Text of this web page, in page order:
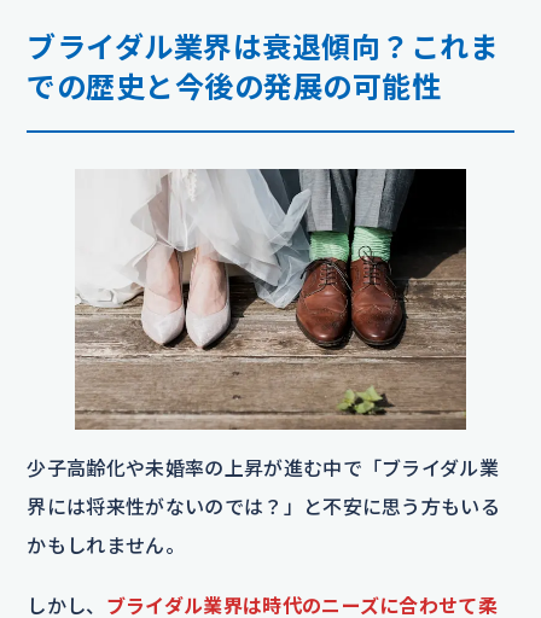
ブライダル業界は衰退傾向？これま
での歴史と今後の発展の可能性
少子高齢化や未婚率の上昇が進む中で「ブライダル業
界には将来性がないのでは？」と不安に思う方もいる
かもしれません。
しかし、 ブライダル業界は時代のニーズに合わせて柔